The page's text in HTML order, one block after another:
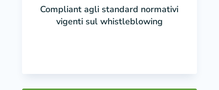
Compliant agli standard normativi
vigenti sul whistleblowing